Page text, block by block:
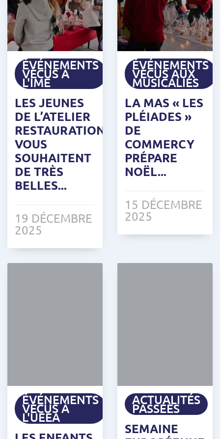
ÉVÉNEMENTS
VÉCUS À
L'IME
LES JEUNES
DE L’ATELIER
RESTAURATION
VOUS
SOUHAITENT
DE TRÈS
BELLES...
19 DÉCEMBRE
2025
ÉVÉNEMENTS
VÉCUS AUX
MUSICALIES
LA MAS « LES
PLÉIADES »
DE
COMMERCY
PRÉPARE
NOËL...
15 DÉCEMBRE
2025
ÉVÉNEMENTS
VÉCUS À
L'UEEA
ACTUALITÉS
PASSÉES
SEMAINE